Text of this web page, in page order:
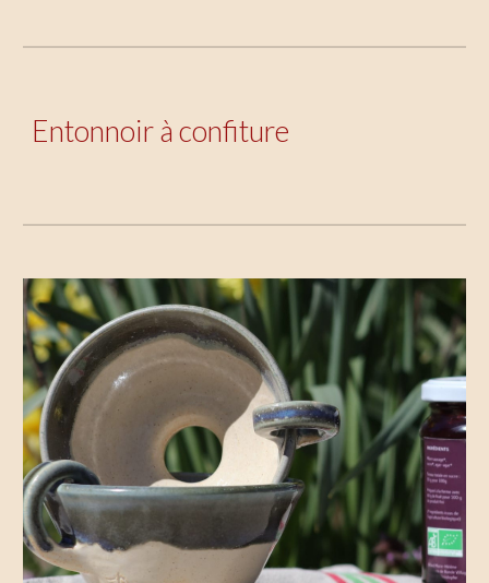
Entonnoir à confiture